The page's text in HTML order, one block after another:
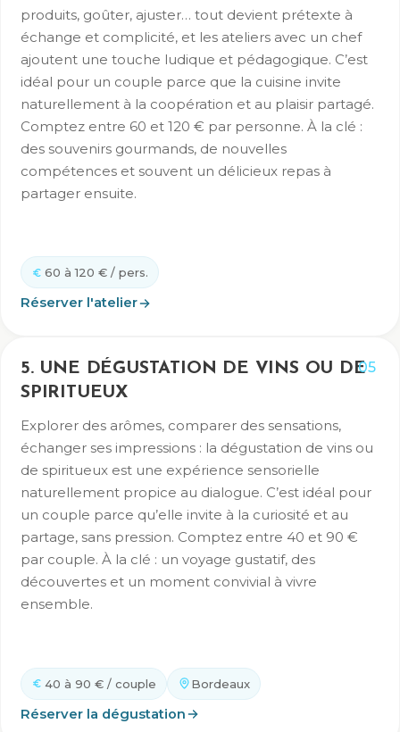
produits, goûter, ajuster… tout devient prétexte à
échange et complicité, et les ateliers avec un chef
ajoutent une touche ludique et pédagogique. C’est
idéal pour un couple parce que la cuisine invite
naturellement à la coopération et au plaisir partagé.
Comptez entre 60 et 120 € par personne. À la clé :
des souvenirs gourmands, de nouvelles
compétences et souvent un délicieux repas à
partager ensuite.
60 à 120 € / pers.
Réserver l'atelier
05
5. UNE DÉGUSTATION DE VINS OU DE
SPIRITUEUX
Explorer des arômes, comparer des sensations,
échanger ses impressions : la dégustation de vins ou
de spiritueux est une expérience sensorielle
naturellement propice au dialogue. C’est idéal pour
un couple parce qu’elle invite à la curiosité et au
partage, sans pression. Comptez entre 40 et 90 €
par couple. À la clé : un voyage gustatif, des
découvertes et un moment convivial à vivre
ensemble.
40 à 90 € / couple Bordeaux
Réserver la dégustation